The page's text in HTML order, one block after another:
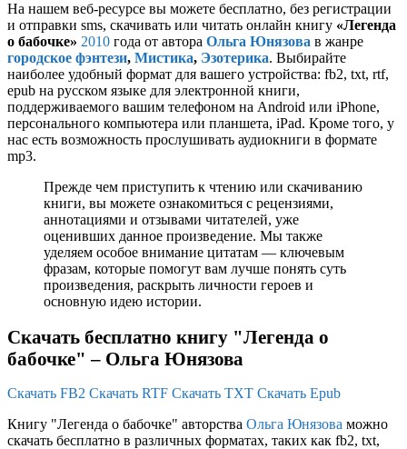
На нашем веб-ресурсе вы можете бесплатно, без регистрации
и отправки sms, скачивать или читать онлайн книгу «Легенда
о бабочке» 2010 года от автора Ольга Юнязова в жанре
городское фэнтези, Мистика, Эзотерика. Выбирайте
наиболее удобный формат для вашего устройства: fb2, txt, rtf,
epub на русском языке для электронной книги,
поддерживаемого вашим телефоном на Android или iPhone,
персонального компьютера или планшета, iPad. Кроме того, у
нас есть возможность прослушивать аудиокниги в формате
mp3.
Прежде чем приступить к чтению или скачиванию
книги, вы можете ознакомиться с рецензиями,
аннотациями и отзывами читателей, уже
оценивших данное произведение. Мы также
уделяем особое внимание цитатам — ключевым
фразам, которые помогут вам лучше понять суть
произведения, раскрыть личности героев и
основную идею истории.
Скачать бесплатно книгу "Легенда о
бабочке" – Ольга Юнязова
Скачать FB2 Скачать RTF Скачать TXT Скачать Epub
Книгу "Легенда о бабочке" авторства Ольга Юнязова можно
скачать бесплатно в различных форматах, таких как fb2, txt,